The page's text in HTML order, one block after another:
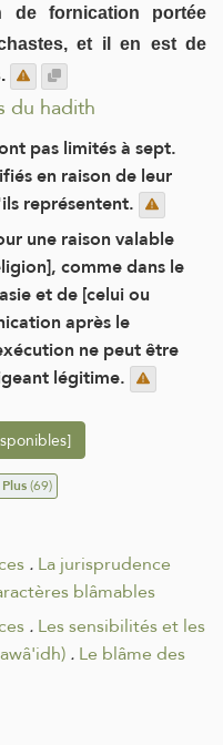
de fornication portée
et il en est de
du hadith
pas limités à sept.
en raison de leur
représentent.
une raison valable
comme dans le
et de [celui ou
après le
ne peut être
légitime.
Plus(69)
.La jurisprudence
blâmables
.Les sensibilités et les
.Le blâme des